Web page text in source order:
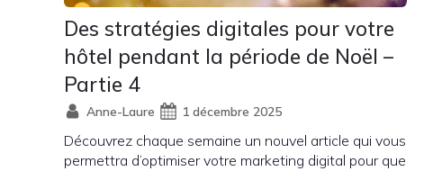
Des stratégies digitales pour votre
hôtel pendant la période de Noël –
Partie 4
Anne-Laure 1 décembre 2025
Découvrez chaque semaine un nouvel article qui vous
permettra d’optimiser votre marketing digital pour que